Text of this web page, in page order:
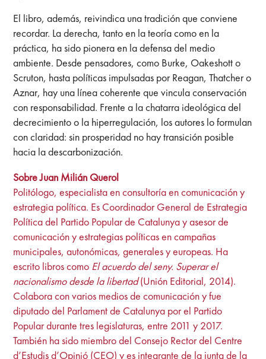
El libro, además, reivindica una tradición que conviene
recordar. La derecha, tanto en la teoría como en la
práctica, ha sido pionera en la defensa del medio
ambiente. Desde pensadores, como Burke, Oakeshott o
Scruton, hasta políticas impulsadas por Reagan, Thatcher o
Aznar, hay una línea coherente que vincula conservación
con responsabilidad. Frente a la chatarra ideológica del
decrecimiento o la hiperregulación, los autores lo formulan
con claridad: sin prosperidad no hay transición posible
hacia la descarbonización.
Sobre Juan Milián Querol
Politólogo, especialista en consultoría en comunicación y
estrategia política. Es Coordinador General de Estrategia
Política del Partido Popular de Catalunya y asesor de
comunicación y estrategias políticas en campañas
municipales, autonómicas, generales y europeas. Ha
escrito libros como El acuerdo del seny. Superar el
nacionalismo desde la libertad(Unión Editorial, 2014).
Colabora con varios medios de comunicación y fue
diputado del Parlament de Catalunya por el Partido
Popular durante tres legislaturas, entre 2011 y 2017.
También ha sido miembro del Consejo Rector del Centre
d’Estudis d’Opinió (CEO) y es integrante de la junta de la